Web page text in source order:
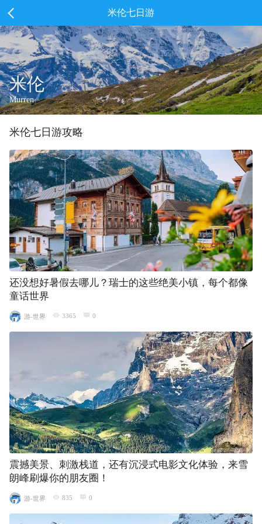
米伦七日游
米伦
Murren
米伦七 日游攻略
还没想好暑假去哪儿？瑞士的这些绝美小镇，每个都像
童话世界
游-世界 3365 0
震撼美景、刺激栈道，还有沉浸式电影文化体验，来雪
朗峰刷爆你的朋友圈！
游-世界 835 0